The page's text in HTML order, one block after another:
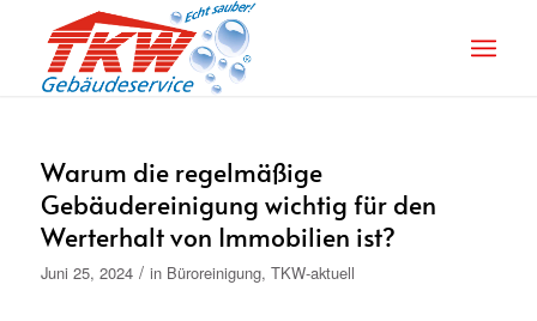
Warum die regelmäßige
Gebäudereinigung wichtig für den
Werterhalt von Immobilien ist?
Juni 25, 2024 / in Büroreinigung, TKW-aktuell